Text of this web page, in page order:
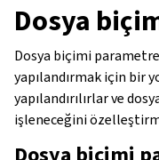
Dosya
Dosya biçimi
yapılandırmak için bir
yapılandırılırlar ve
işleneceğini